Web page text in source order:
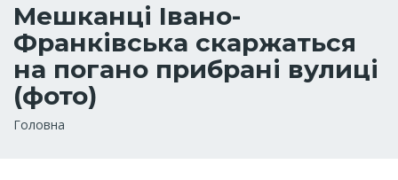
Мешканці Івано-
Франківська скаржаться
на погано прибрані вулиці
(фото)
Рядок
Головна